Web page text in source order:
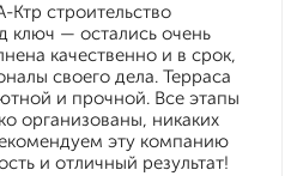
строительство
ключ — остались очень
качественно и в срок,
своего дела. Терраса
и прочной. Все этапы
организованы, никаких
эту компанию
и отличный результат!